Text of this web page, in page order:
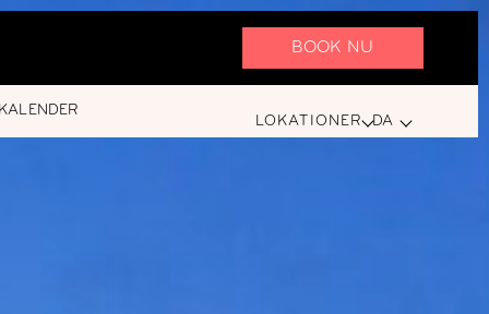
BOOK NU
LOKATIONER DA